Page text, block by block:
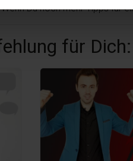
Du noch mehr Tipps für
für Dich: